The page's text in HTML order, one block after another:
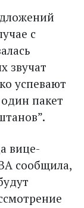
с
звучат
успевают
пакет
вице-
сообщила,